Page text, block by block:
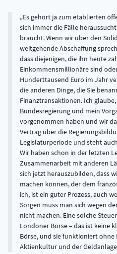
Es gehört ja zum etablierten
sich immer die Fälle
braucht. Wenn wir über den
weitgehende Abschaffung
dass diejenigen, die ihn heute
Einkommensmillionäre sind
Hunderttausend Euro im Jahr
die anderen Dinge, die Sie
Finanztransaktionen. Ich
Bundesregierung und mein
vorgenommen haben und wir
Vertrag über die
Legislaturperiode und steht
Wir haben schon in der letzten
Zusammenarbeit mit anderen
sich jetzt herauszubilden, dass
machen können, der dem
ich, ist ein guter Prozess, auch
Sorgen muss man sich wegen
nicht machen. Eine solche
Londoner Börse – das ist keine
Börse, und sie funktioniert
Aktienkultur und der